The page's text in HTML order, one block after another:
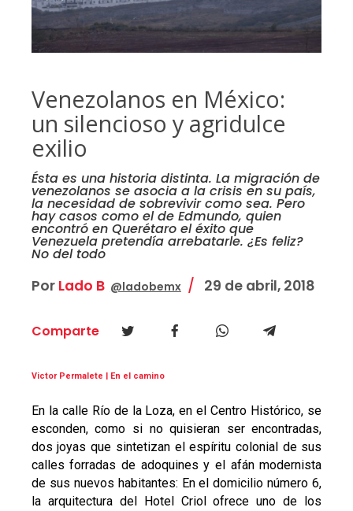
Venezolanos en México:
un silencioso y agridulce
exilio
Ésta es una historia distinta. La migración de
venezolanos se asocia a la crisis en su país,
la necesidad de sobrevivir como sea. Pero
hay casos como el de Edmundo, quien
encontró en Querétaro el éxito que
Venezuela pretendía arrebatarle. ¿Es feliz?
No del todo
Por Lado B @ladobemx 29 de abril, 2018
Comparte
Victor Permalete | En el camino
En la calle Río de la Loza, en el Centro Histórico, se
esconden, como si no quisieran ser encontradas,
dos joyas que sintetizan el espíritu colonial de sus
calles forradas de adoquines y el afán modernista
de sus nuevos habitantes: En el domicilio número 6,
la arquitectura del Hotel Criol ofrece uno de los